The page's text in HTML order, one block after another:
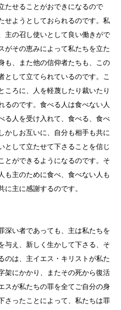
たせることがおできになるので
せようとしておられるのです。私
主の召し使いとして良い働きがで
がその恵みによって私たちを立た
も、また他の信仰者たちも、この
として立てられているのです。こ
ころに、人を軽蔑したり裁いたり
るのです。食べる人は食べない人
る人を受け入れて、食べる、食べ
かしお互いに、自分も相手も共に
として立たせて下さることを信じ
とができるようになるのです。そ
も主のために食べ、食べない人も
に主に感謝するのです。
い者であっても、主は私たちを
与え、新しく生かして下さる、そ
のは、主イエス・キリストが私た
架にかかり、またその死から復活
スが私たちの罪を全てご自分の身
さったことによって、私たちは罪